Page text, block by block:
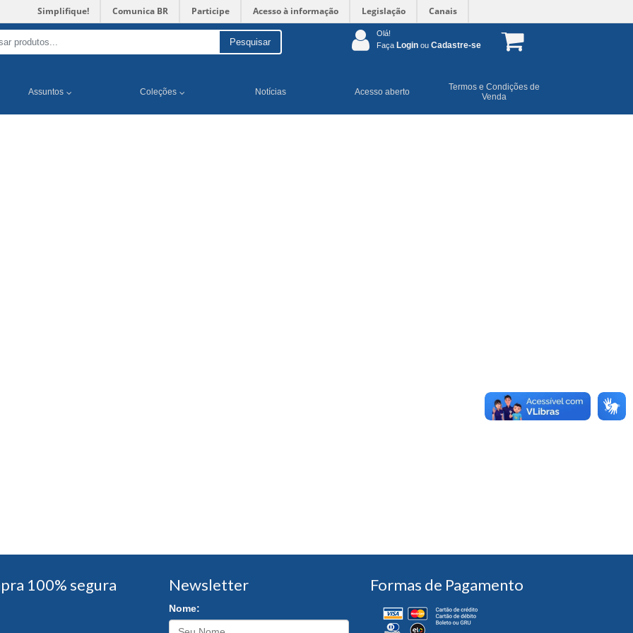
Simplifique! Comunica BR Participe Acesso à informação Legislação Canais
Pesquisar
Olá!
Faça Login ou Cadastre-se
Assuntos Coleções Notícias Acesso aberto
Termos e Condições de
Venda
100% segura Newsletter
Nome:
Formas de Pagamento